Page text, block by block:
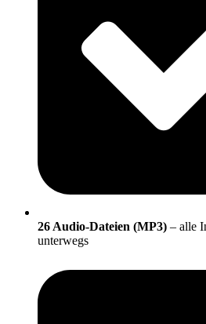
26 Audio-Dateien (MP3) – alle
unterwegs